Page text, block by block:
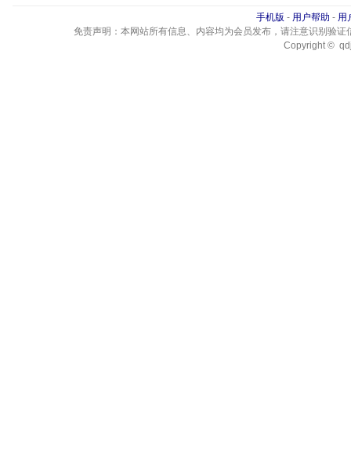
手机版 - 用户帮助 - 用
免责声明：本网站所有信息、内容均为会员发布，请注意识别验
Copyright ©